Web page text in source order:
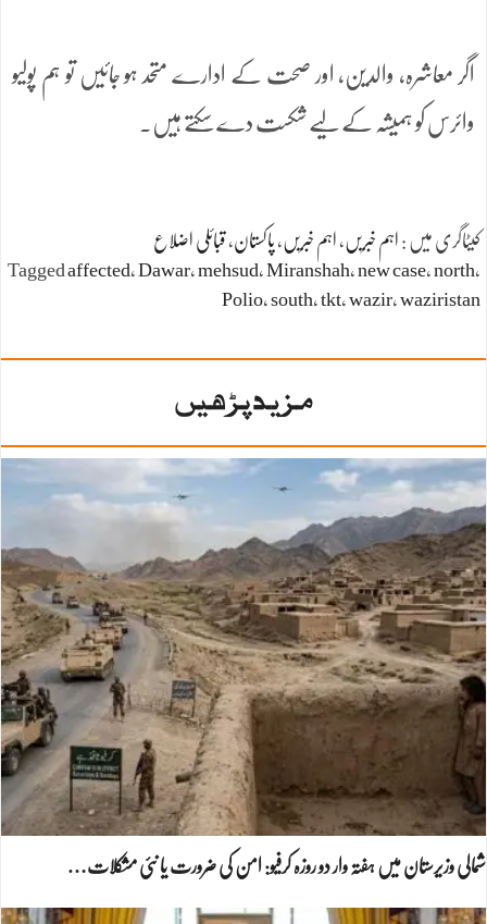
اگر معاشرہ، والدین، اور صحت کے ادارے متحد ہو جائیں تو ہم پولیو
وائرس کو ہمیشہ کے لیے شکست دے سکتے ہیں۔
کیٹاگری میں : اہم خبریں ، اہم خبریں ، پاکستان، قبائلی اضلاع
Tagged affected، Dawar، mehsud، Miranshah، new case، north،
Polio، south، tkt، wazir، waziristan
مزید پڑھیں
شمالی وزیرستان میں ہفتہ وار دو روزہ کرفیو: امن کی ضرورت یا نئی مشکلات…